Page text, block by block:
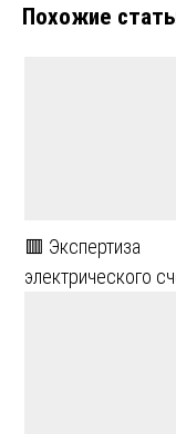
Похожие
🟥 Экспертиза
электрического